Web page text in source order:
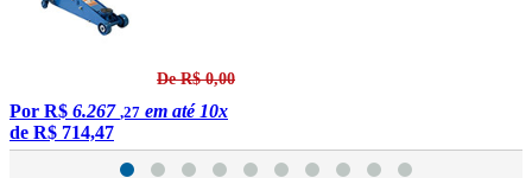
De R$ 0,00
Por R$ 6.267 ,27 em até 10x
de R$ 714,47